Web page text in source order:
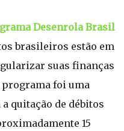
Desenrola Brasil
brasileiros estão em
suas finanças
programa foi uma
quitação de débitos
15